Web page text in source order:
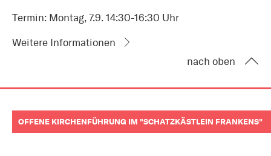
Termin: Montag, 7.9. 14:30-16:30 Uhr
Weitere Informationen
nach oben
OFFENE KIRCHENFÜHRUNG IM "SCHATZKÄSTLEIN FRANKENS"